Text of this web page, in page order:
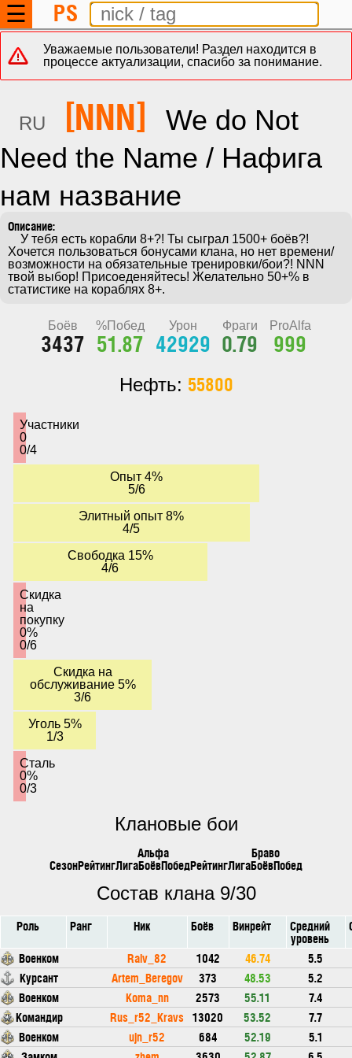
☰ PS
Уважаемые пользователи! Раздел находится в
процессе актуализации, спасибо за понимание.
RU [NNN]
We do Not
Need the Name / Нафига
нам название
Хочется пользоваться бонусами клана, но нет времени/
возможности на обязательные тренировки/бои?! NNN
твой выбор! Присоеденяйтесь! Желательно 50+% в
статистике на кораблях 8+.
Боёв
3437
%Побед
51.87
Урон
42929
Фраги
0.79
ProAlfa
999
Нефть: 55800
Участники
0
0/4
Опыт 4%
5/6
Элитный опыт 8%
4/5
Свободка 15%
4/6
Скидка
на
покупку
0%
0/6
Скидка на
обслуживание 5%
3/6
Уголь 5%
1/3
Сталь
0%
0/3
Клановые бои
Альфа Браво
СезонРейтингЛигаБоёвПобедРейтингЛигаБоёвПобед
Состав клана 9/30
Роль Ранг Ник Боёв Винрейт Средний
уровень
Военком
Ralv_82 1042 46.74
5.5
Курсант
Artem_Beregov 373 48.53
5.2
Военком
Koma_nn 2573 55.11
7.4
Командир
Rus_r52_Kravs 13020 53.52
7.7
Военком
ujn_r52 684 52.19
5.1